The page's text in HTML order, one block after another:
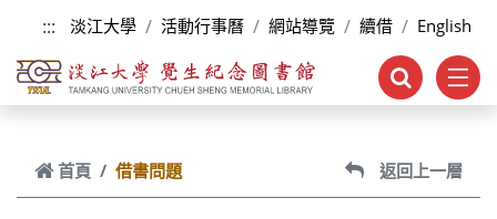
跳到主要內容
::: 淡江大學 活動行事曆 網站導覽 續借 English
首頁 借書問題 返回上一層